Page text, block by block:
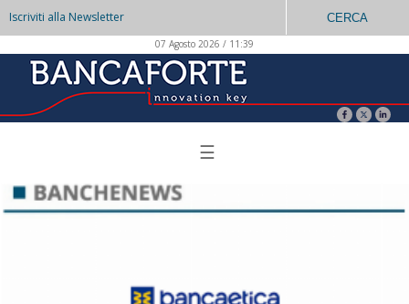
Iscriviti alla Newsletter CERCA
07 Agosto 2026 / 11:39
☰